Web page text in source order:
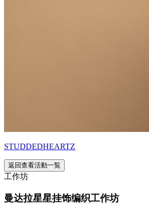
STUDDEDHEARTZ
返回查看活動一覧
工作坊
曼达拉星星挂饰编织工作坊